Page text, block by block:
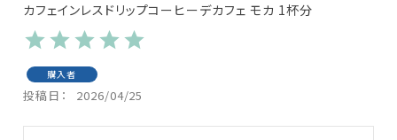
カフェインレスドリップコーヒーデカフェ モカ 1杯分
購入者
投稿日 2026/04/25